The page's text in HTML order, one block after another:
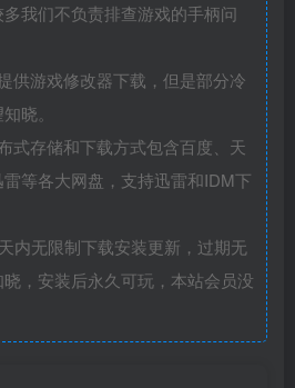
我们不负责排查游戏的手柄问
供游戏修改器下载，但是部分冷
晓。
式存储和下载方式包含百度、天
等各大网盘，支持迅雷和IDM下
内无限制下载安装更新，过期无
，安装后永久可玩，本站会员没